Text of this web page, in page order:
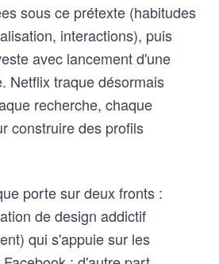
sous ce prétexte (habitudes
interactions), puis
avec lancement d'une
Netflix traque désormais
recherche, chaque
construire des profils
porte sur deux fronts :
de design addictif
qui s'appuie sur les